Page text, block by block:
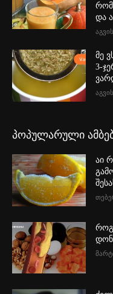
და
მე
3-
პოპულარული
აი